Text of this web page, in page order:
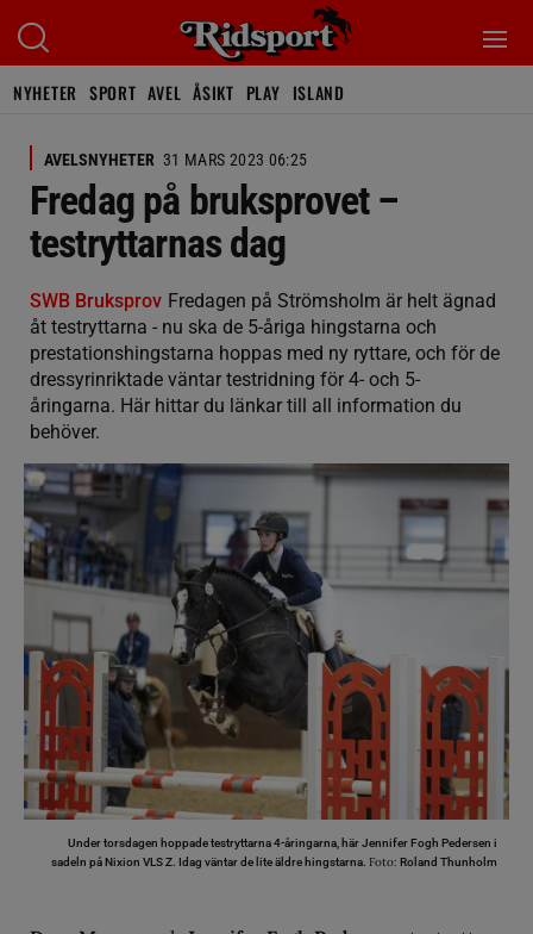
NYHETER SPORT AVEL ÅSIKT PLAY ISLAND
AVELSNYHETER 31 MARS 2023 06:25
Fredag på bruksprovet –
testryttarnas dag
SWB Bruksprov Fredagen på Strömsholm är helt ägnad
åt testryttarna - nu ska de 5-åriga hingstarna och
prestationshingstarna hoppas med ny ryttare, och för de
dressyrinriktade väntar testridning för 4- och 5-
åringarna. Här hittar du länkar till all information du
behöver.
Under torsdagen hoppade testryttarna 4-åringarna, här Jennifer Fogh Pedersen i
sadeln på Nixion VLS Z. Idag väntar de lite äldre hingstarna. Foto: Roland Thunholm